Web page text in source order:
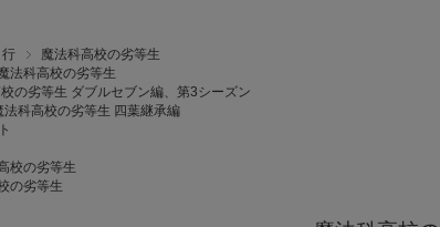
魔法科高校の劣等生
法科高校の劣等生
の劣等生 ダブルセブン編、第3シーズン
法科高校の劣等生 四葉継承編
校の劣等生
の劣等生